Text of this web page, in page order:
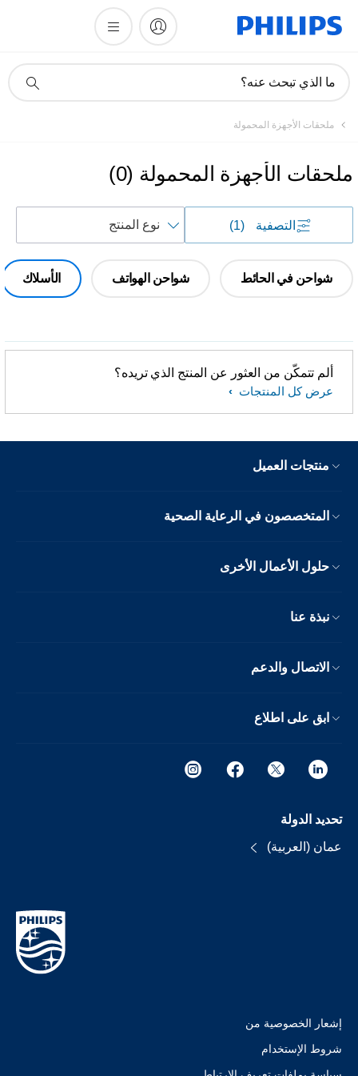
دعم
ما الذي تبحث عنه؟
ملحقات الأجهزة المحمولة
ملحقات الأجهزة المحمولة (
0
)
التصفية (1)
حسب
شواحن في الحائط شواحن الهواتف الأسلاك
ألم تتمكّن من العثور عن المنتج الذي تريده؟
عرض كل المنتجات
منتجات العميل
المتخصصون في الرعاية الصحية
حلول الأعمال الأخرى
نبذة عنا
الاتصال والدعم
ابق على اطلاع
تحديد الدولة
عمان (العربية)
إشعار الخصوصية من
شروط الإستخدام